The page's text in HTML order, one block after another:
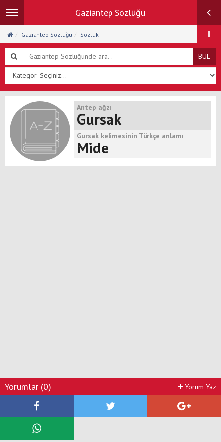
Toggle
navigation
Gaziantep Sözlüğü
Gaziantep Sözlüğü Sözlük
BUL
Antep ağzı
Gursak
Gursak kelimesinin Türkçe anlamı
Mide
Yorumlar (0) Yorum Yaz